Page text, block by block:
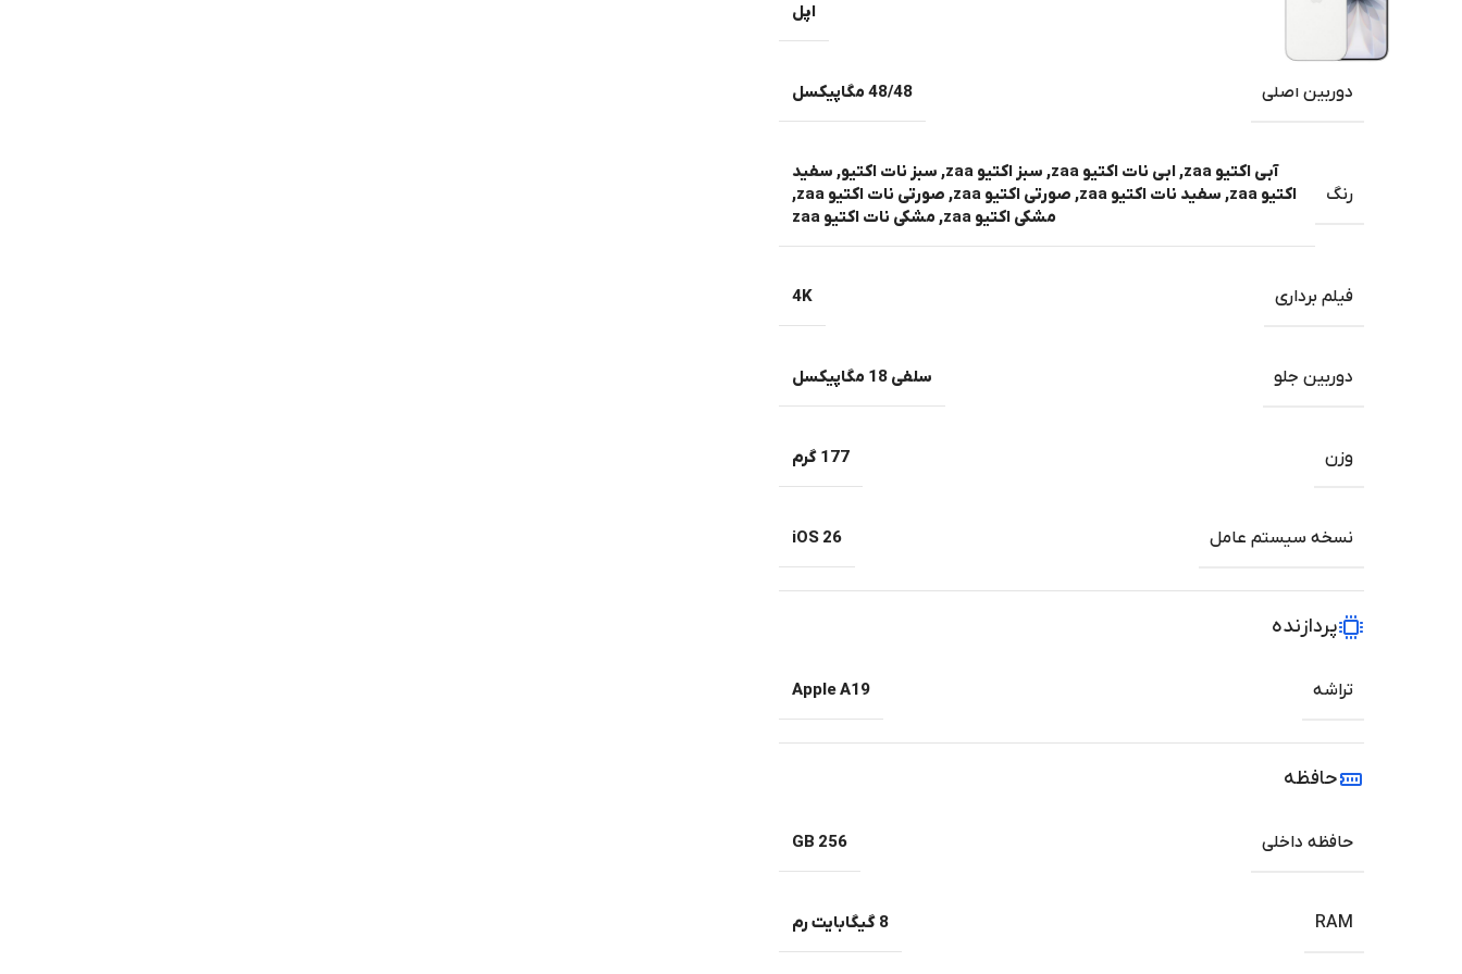
برند اپل
دوربین اصلی 48/48 مگاپیکسل
رنگ
آبی اکتیو zaa ,ابی نات اکتیو zaa , سبز اکتیو zaa , سبز نات اکتیو, سفید
اکتیو zaa
, سفید نات اکتیو zaa , صورتی اکتیو zaa , صورتی نات اکتیو zaa
,
مشکی اکتیو zaa
, مشکی نات اکتیو zaa
فیلم برداری 4K
دوربین جلو سلفی 18 مگاپیکسل
وزن 177 گرم
نسخه سیستم عامل iOS 26
پردازنده
تراشه Apple A19
حافظه
حافظه داخلی 256 GB
RAM 8 گیگابایت رم